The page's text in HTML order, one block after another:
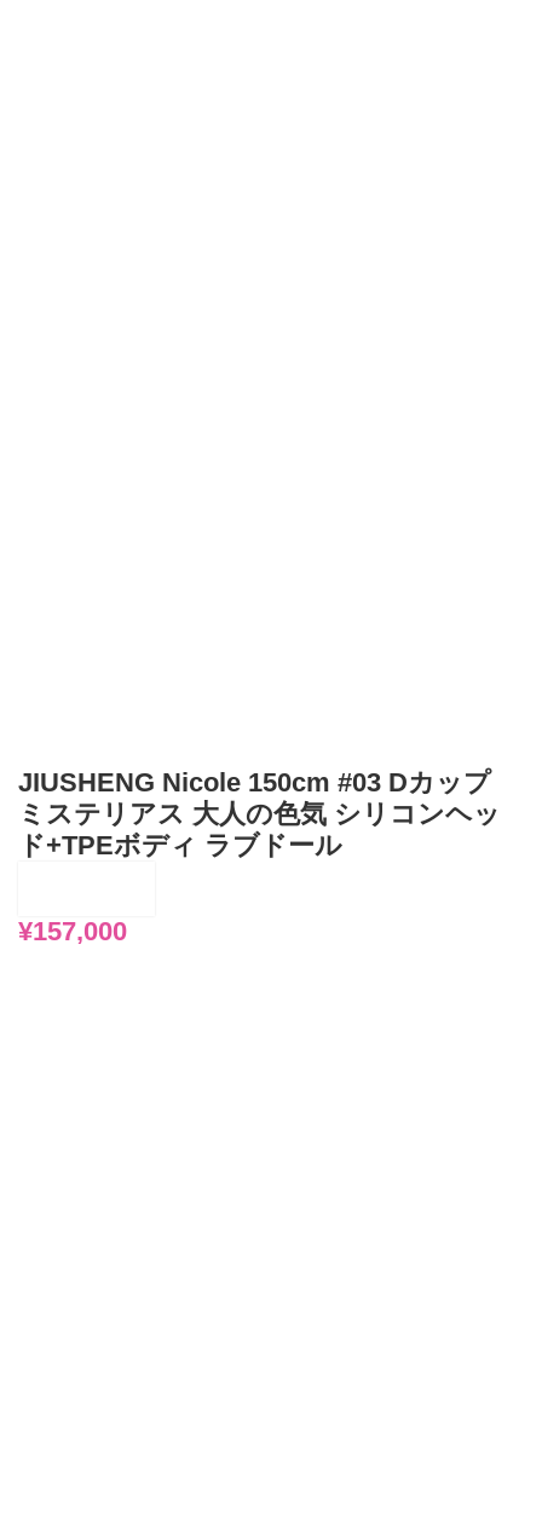
JIUSHENG Nicole 150cm #03 Dカップ
ミステリアス 大人の色気 シリコンヘッ
ド+TPEボディ ラブドール
¥157,000